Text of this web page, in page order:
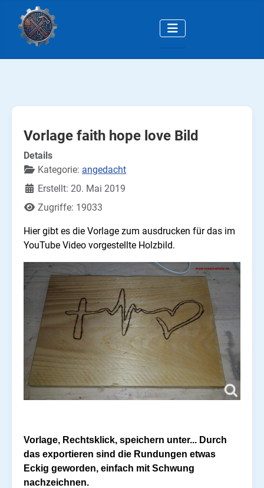
Vorlage faith hope love Bild
Details
Kategorie: angedacht
Erstellt: 20. Mai 2019
Zugriffe: 19033
Hier gibt es die Vorlage zum ausdrucken für das im
YouTube Video vorgestellte Holzbild.
Vorlage, Rechtsklick, speichern unter... Durch
das exportieren sind die Rundungen etwas
Eckig geworden, einfach mit Schwung
nachzeichnen.